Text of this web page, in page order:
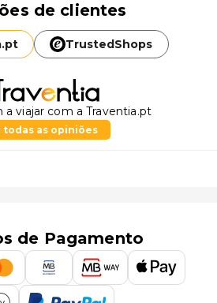
de clientes
pt TrustedShops
a viajar com a Traventia.pt
todas as opiniões
de Pagamento